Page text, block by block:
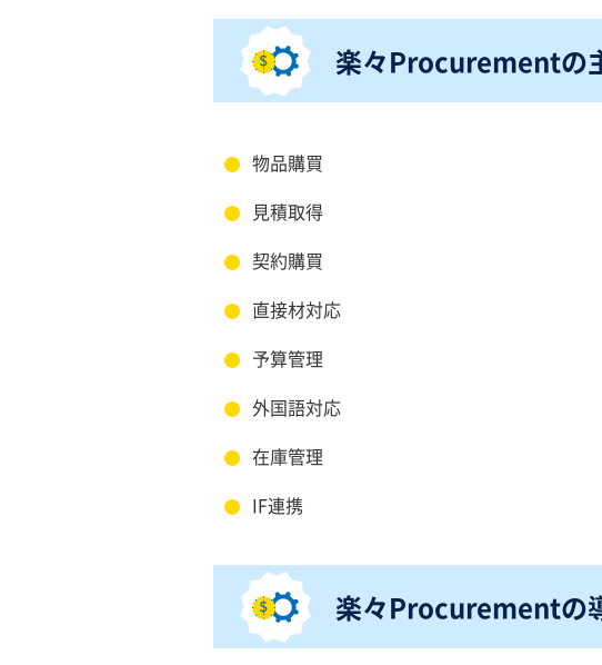
楽々Procurementの
物品購買
見積取得
契約購買
直接材対応
予算管理
外国語対応
在庫管理
IF連携
楽々Procurementの